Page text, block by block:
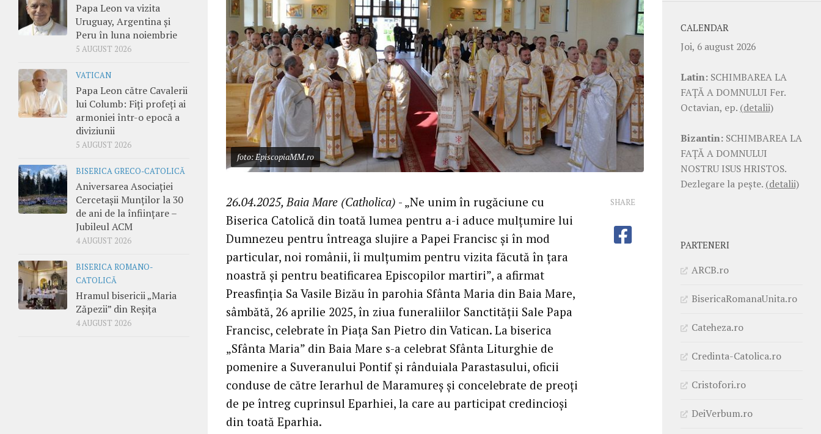
foto: EpiscopiaMM.ro
26.04.2025, Baia Mare (Catholica) - „Ne unim în rugăciune cu
Biserica Catolică din toată lumea pentru a-i aduce mulțumire lui
Dumnezeu pentru întreaga slujire a Papei Francisc și în mod
particular, noi românii, îi mulțumim pentru vizita făcută în țara
noastră și pentru beatificarea Episcopilor martiri”, a afirmat
Preasfinția Sa Vasile Bizău în parohia Sfânta Maria din Baia Mare,
sâmbătă, 26 aprilie 2025, în ziua funeraliilor Sanctității Sale Papa
Francisc, celebrate în Piața San Pietro din Vatican. La biserica
„Sfânta Maria” din Baia Mare s-a celebrat Sfânta Liturghie de
pomenire a Suveranului Pontif și rânduiala Parastasului, oficii
conduse de către Ierarhul de Maramureș și concelebrate de preoți
de pe întreg cuprinsul Eparhiei, la care au participat credincioși
din toată Eparhia.
SHARE
Papa Leon va vizita
Uruguay, Argentina și
Peru în luna noiembrie
5 AUGUST 2026
VATICAN
Papa Leon către Cavalerii
lui Columb: Fiți profeți ai
armoniei într-o epocă a
diviziunii
5 AUGUST 2026
BISERICA GRECO-CATOLICĂ
Aniversarea Asociației
Cercetașii Munților la 30
de ani de la înființare –
Jubileul ACM
4 AUGUST 2026
BISERICA ROMANO-
CATOLICĂ
Hramul bisericii „Maria
Zăpezii” din Reșița
4 AUGUST 2026
CALENDAR
Joi, 6 august 2026
Latin: SCHIMBAREA LA
FAŢĂ A DOMNULUI Fer.
Octavian, ep. (detalii)
Bizantin: SCHIMBAREA LA
FAŢĂ A DOMNULUI
NOSTRU ISUS HRISTOS.
Dezlegare la pește. (detalii)
PARTENERI
ARCB.ro
BisericaRomanaUnita.ro
Cateheza.ro
Credinta-Catolica.ro
Cristofori.ro
DeiVerbum.ro